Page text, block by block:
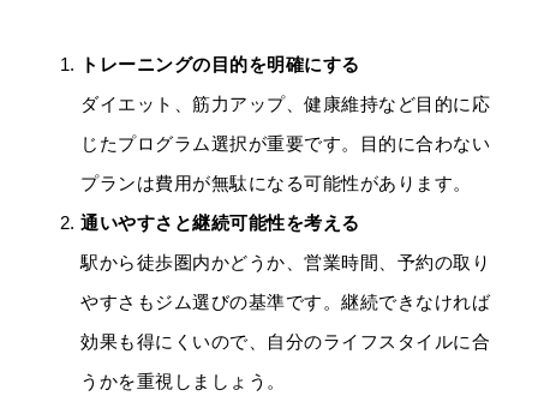
トレーニングの目的を明確にする
ダイエット、筋力アップ、健康維持など目的に応
じたプログラム選択が重要です。目的に合わない
プランは費用が無駄になる可能性があります。
通いやすさと継続可能性を考える
駅から徒歩圏内かどうか、営業時間、予約の取り
やすさもジム選びの基準です。継続できなければ
効果も得にくいので、自分のライフスタイルに合
うかを重視しましょう。